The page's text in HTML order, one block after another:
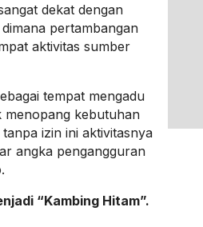
dekat dengan
pertambangan
aktivitas sumber
tempat mengadu
menopang kebutuhan
izin ini aktivitasnya
angka pengangguran
“Kambing Hitam”.